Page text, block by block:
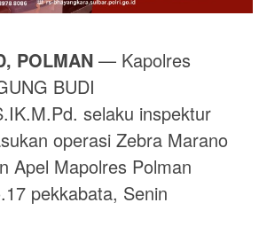
POLMAN — Kapolres
BUDI
selaku inspektur
operasi Zebra Marano
Apel Mapolres Polman
pekkabata, Senin